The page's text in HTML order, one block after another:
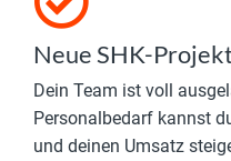
Neue SHK-
Dein Team ist voll
Personalbedarf kannst